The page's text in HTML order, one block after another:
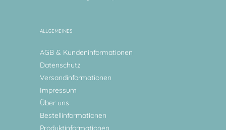
ALLGEMEINES
AGB & Kundeninformationen
Datenschutz
Versandinformationen
Impressum
Über uns
Bestellinformationen
Produktinformationen